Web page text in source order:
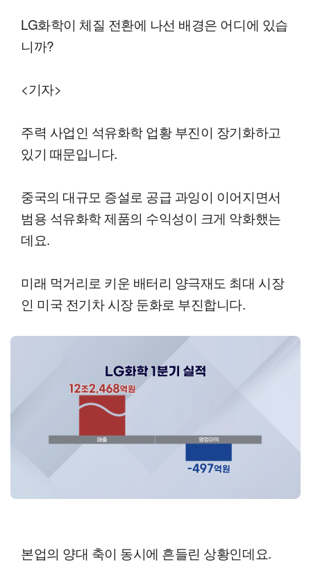
LG화학이 체질 전환에 나선 배경은 어디에 있습
니까?
<기자>
주력 사업인 석유화학 업황 부진이 장기화하고
있기 때문입니다.
중국의 대규모 증설로 공급 과잉이 이어지면서
범용 석유화학 제품의 수익성이 크게 악화했는
데요.
미래 먹거리로 키운 배터리 양극재도 최대 시장
인 미국 전기차 시장 둔화로 부진합니다.
본업의 양대 축이 동시에 흔들린 상황인데요.